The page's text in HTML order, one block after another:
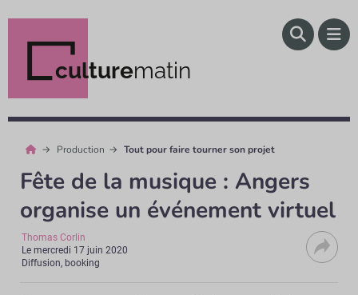
culturematin
Production Tout pour faire tourner son projet
Fête de la musique : Angers
organise un événement virtuel
Thomas Corlin
Lemercredi 17 juin 2020
Diffusion, booking